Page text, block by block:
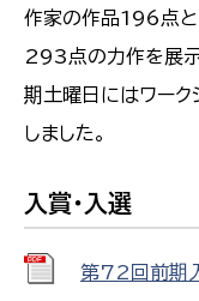
作家の作品196点
293点の力作を展示
期土曜日にはワーク
しました。
入賞・入選
第72回前期